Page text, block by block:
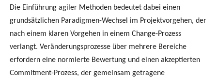
Die Einführung agiler Methoden bedeutet dabei einen
grundsätzlichen Paradigmen-Wechsel im Projektvorgehen, der
nach einem klaren Vorgehen in einem Change-Prozess
verlangt. Veränderungsprozesse über mehrere Bereiche
erfordern eine normierte Bewertung und einen akzeptierten
Commitment-Prozess, der gemeinsam getragene